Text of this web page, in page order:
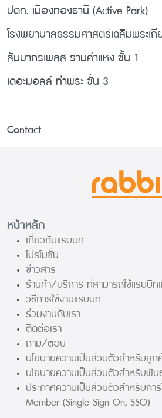
ปตท. เมืองทองธานี (Active Park)
โรงพยาบาลธรรมศาสตร์เฉลิมพระเ
สัมมากรเพลส รามคำแหง ชั้น 1
เดอะมอลล์ ท่าพระ ชั้น 3
Contact
หน้าหลัก
เกี่ยวกับแรบบิท
โปรโมชั่น
ข่าวสาร
ร้านค้า/บริการ ที่สามารถใช้แรบบิท
วิธีการใช้งานแรบบิท
ร่วมงานกับเรา
ติดต่อเรา
ถาม/ตอบ
นโยบายความเป็นส่วนตัวสำหรับลูก
นโยบายความเป็นส่วนตัวสำหรับพั
ประกาศความเป็นส่วนตัวสำหรับกา
Member (Single Sign-On, SSO)